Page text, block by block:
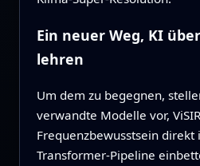
Ein neuer Weg, KI
lehren
Um dem zu begegnen,
verwandte Modelle vor,
Frequenzbewusstsein direkt
Transformer-Pipeline